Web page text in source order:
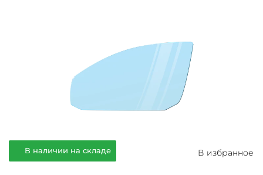
В наличии на складе В избранное